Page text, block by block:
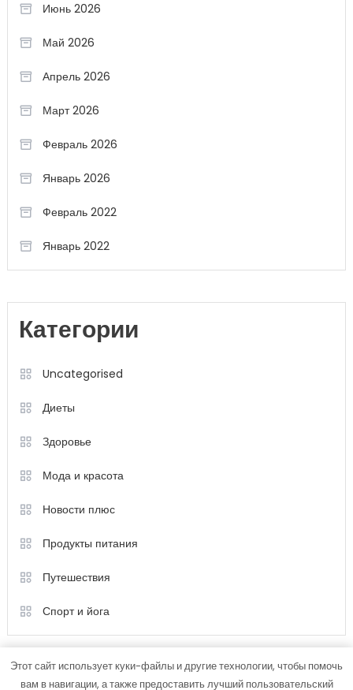
Июнь 2026
Май 2026
Апрель 2026
Март 2026
Февраль 2026
Январь 2026
Февраль 2022
Январь 2022
Категории
Uncategorised
Диеты
Здоровье
Мода и красота
Новости плюс
Продукты питания
Путешествия
Спорт и йога
Этот сайт использует куки-файлы и другие технологии, чтобы помочь
вам в навигации, а также предоставить лучший пользовательский